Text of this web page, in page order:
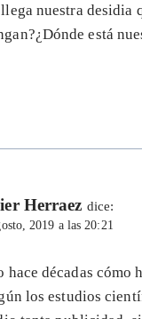
nuestra desidia
está
Herraez dice:
2019 a las 20:21
hace décadas cómo
los estudios